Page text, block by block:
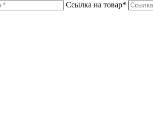
Ссылка на товар*